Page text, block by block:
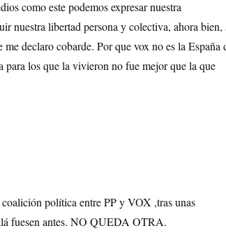
como este podemos expresar nuestra
nuestra libertad persona y colectiva, ahora bien,
declaro cobarde. Por que vox no es la España
para los que la vivieron no fue mejor que la que
política entre PP y VOX ,tras unas
fuesen antes. NO QUEDA OTRA.